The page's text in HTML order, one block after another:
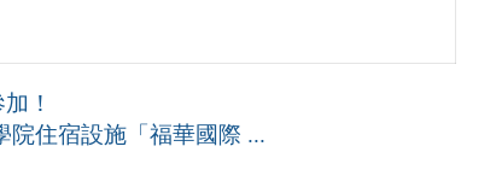
！
住宿設施「福華國際 ...